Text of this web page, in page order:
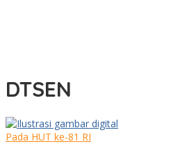
DTSEN
Pada HUT ke-81 RI